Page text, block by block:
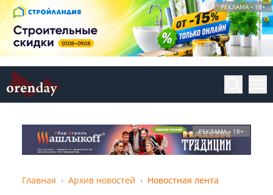
РЕКЛАМА • 18+
РЕКЛАМА • 18+
Главная Архив новостей Новостная лента